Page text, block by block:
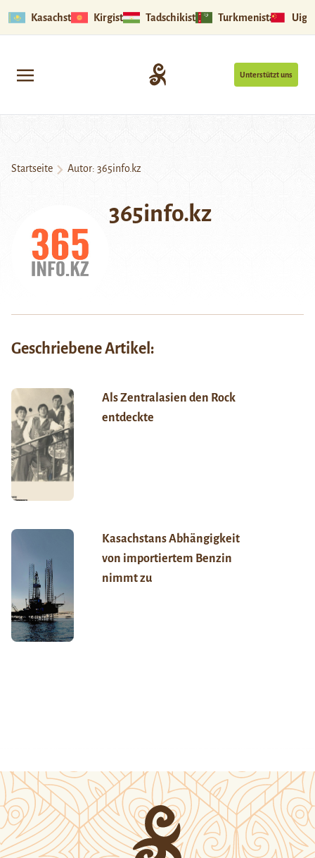
Kasachstan Kirgistan Tadschikistan Turkmenistan
Unterstützt uns
Startseite Autor: 365info.kz
365info.kz
Geschriebene Artikel:
Als Zentralasien den Rock
entdeckte
Kasachstans Abhängigkeit
von importiertem Benzin
nimmt zu